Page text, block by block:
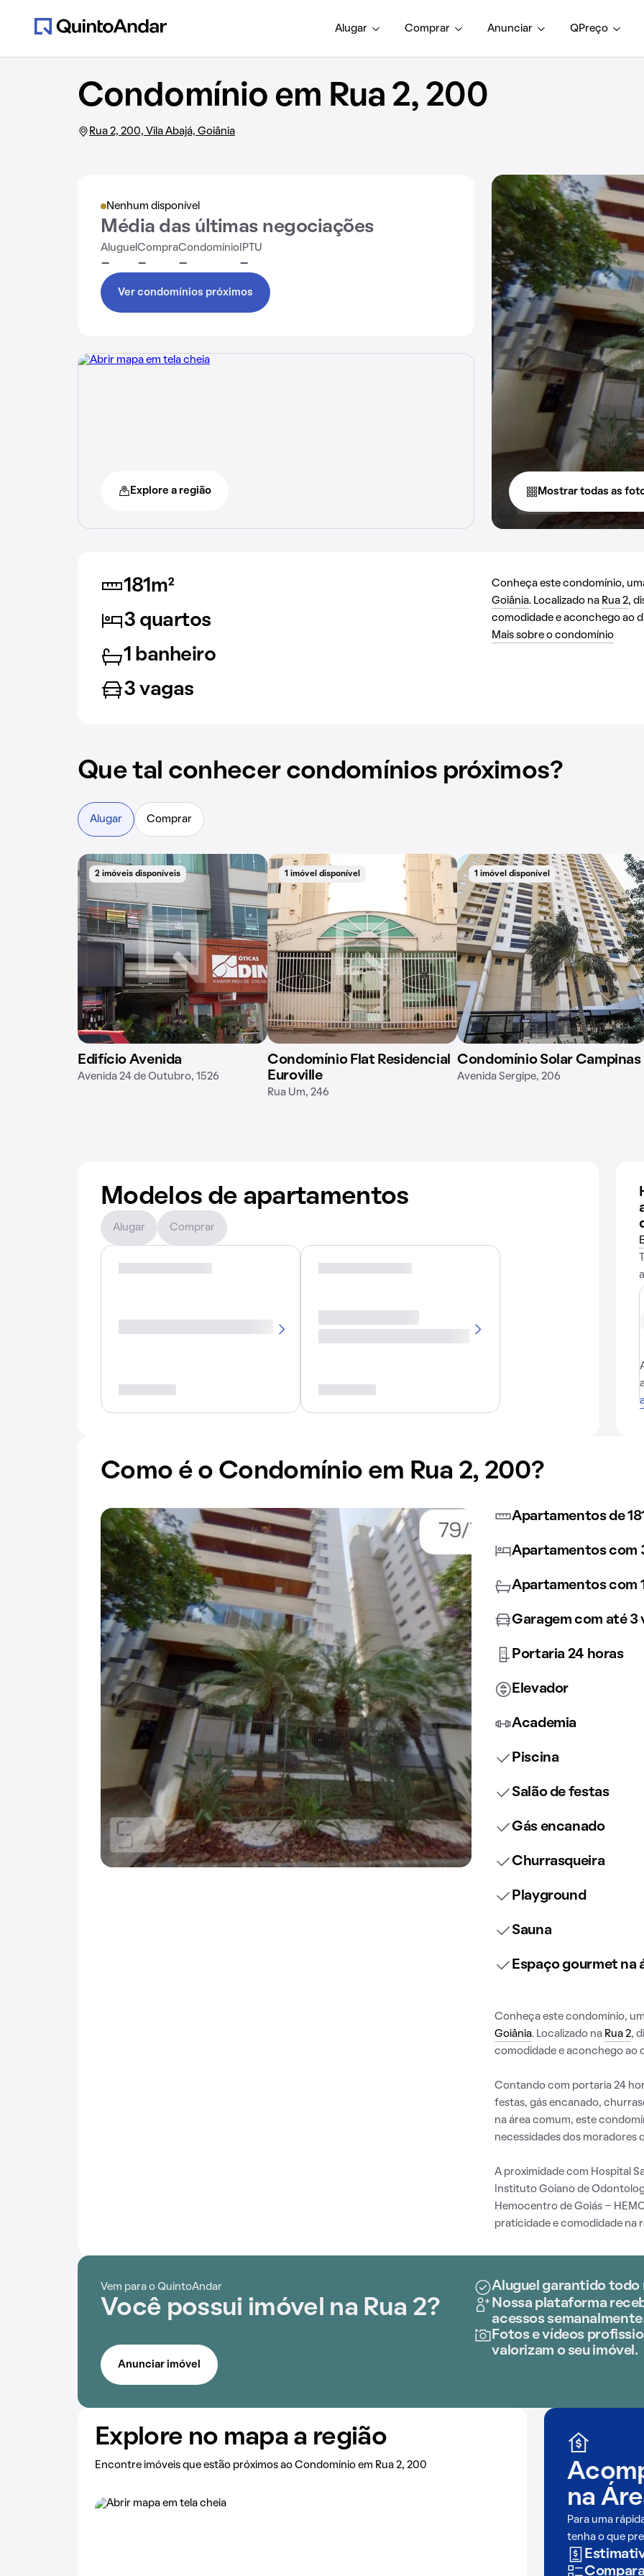
Alugar Comprar Anunciar QPreço
Condomínio em Rua 2, 200
Rua 2, 200, Vila Abajá, Goiânia
Nenhum disponível
Média das últimas negociações
Aluguel
-
Compra
-
Condomínio
-
IPTU
-
Ver condomínios próximos
Explore a região Mostrar todas as
181m²
3 quartos
1 banheiro
3 vagas
Conheça este condomínio,
Goiânia. Localizado na Rua 2,
comodidade e aconchego ao
Mais sobre o condomínio
Que tal conhecer condomínios próximos?
Alugar Comprar
2 imóveis disponíveis
Edifício Avenida
Avenida 24 de Outubro, 1526
1 imóvel disponível
Condomínio Flat Residencial
Euroville
Rua Um, 246
1 imóvel disponível
Condomínio Solar Campinas
Avenida Sergipe, 206
Modelos de apartamentos
Alugar Comprar
Como é o Condomínio em Rua 2, 200?
Apartamentos de
Apartamentos com
Apartamentos com
Garagem com até 3
Portaria 24 horas
Elevador
Academia
Piscina
Salão de festas
Gás encanado
Churrasqueira
Playground
Sauna
Espaço gourmet na
Conheça este condomínio,
Goiânia. Localizado na Rua 2,
comodidade e aconchego ao
Contando com portaria 24
festas, gás encanado,
na área comum, este
necessidades dos moradores
A proximidade com Hospital
Instituto Goiano de
Hemocentro de Goiás -
praticidade e comodidade na
Vem para o QuintoAndar
Você possui imóvel na Rua 2?
Aluguel garantido todo
Nossa plataforma
acessos
Fotos e vídeos
valorizam o seu imóvel.
Anunciar imóvel
Explore no mapa a região
Encontre imóveis que estão próximos ao Condomínio em Rua 2, 200
na
Para uma
tenha o que